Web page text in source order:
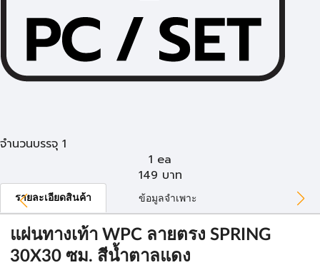
จำนวนบรรจุ 1
1 ea
149 บาท
รายละเอียดสินค้า ข้อมูลจำเพาะ
แผ่นทางเท้า WPC ลายตรง SPRING
30X30 ซม. สีน้ำตาลแดง